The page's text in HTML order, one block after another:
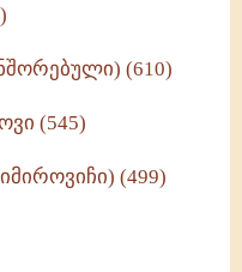
(610)
(545)
(499)